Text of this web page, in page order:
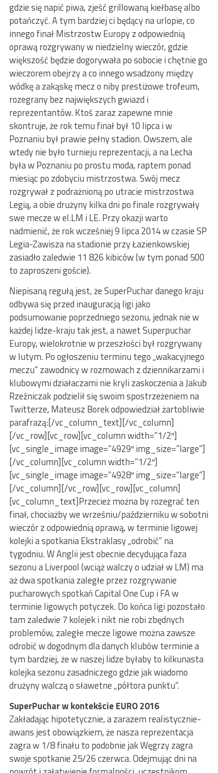
gdzie się napić piwa, zjeść grillowaną kiełbasę albo
potańczyć. A tym bardziej ci będący na urlopie, co
innego finał Mistrzostw Europy z odpowiednią
oprawą rozgrywany w niedzielny wieczór, gdzie
większość będzie dogorywała po sobocie i chętnie go
wieczorem obejrzy a co innego wsadzony między
wódkę a zakąskę mecz o niby prestiżowe trofeum,
rozegrany bez największych gwiazd i
reprezentantów. Ktoś zaraz zapewne mnie
skontruje, że rok temu finał był 10 lipca i w
Poznaniu był prawie pełny stadion. Owszem, ale
wtedy nie było turnieju reprezentacji, a na Lecha
była w Poznaniu po prostu moda, raptem ponad
miesiąc po zdobyciu mistrzostwa. Swój mecz
rozgrywał z podrażnioną po utracie mistrzostwa
Legią, a obie drużyny kilka dni po finale rozgrywały
swe mecze w el.LM i LE. Przy okazji warto
nadmienić, że rok wcześniej 9 lipca 2014 w czasie SP
Legia-Zawisza na stadionie przy Łazienkowskiej
zasiadło zaledwie 11 826 kibiców (w tym ponad 500
to zaproszeni goście).
Niepisaną regułą jest, że SuperPuchar danego kraju
odbywa się przed inauguracją ligi jako
podsumowanie poprzedniego sezonu, jednak nie w
każdej lidze-kraju tak jest, a nawet Superpuchar
Europy, wielokrotnie w przeszłości był rozgrywany
w lutym. Po ogłoszeniu terminu tego „wakacyjnego
meczu” zawodnicy w rozmowach z dziennikarzami i
klubowymi działaczami nie kryli zaskoczenia a Jakub
Rzeźniczak podzielił się swoim spostrzeżeniem na
Twitterze, Mateusz Borek odpowiedział żartobliwie
parafrazą:[/vc_column_text][/vc_column]
[/vc_row][vc_row][vc_column width=”1/2″]
[vc_single_image image=”4929″ img_size=”large”]
[/vc_column][vc_column width=”1/2″]
[vc_single_image image=”4928″ img_size=”large”]
[/vc_column][/vc_row][vc_row][vc_column]
[vc_column_text]Przecież można by rozegrać ten
finał, chociażby we wrześniu/październiku w sobotni
wieczór z odpowiednią oprawą, w terminie ligowej
kolejki a spotkania Ekstraklasy „odrobić” na
tygodniu. W Anglii jest obecnie decydująca faza
sezonu a Liverpool (wciąż walczy o udział w LM) ma
aż dwa spotkania zaległe przez rozgrywanie
pucharowych spotkań Capital One Cup i FA w
terminie ligowych potyczek. Do końca ligi pozostało
tam zaledwie 7 kolejek i nikt nie robi zbędnych
problemów, zaległe mecze ligowe można zawsze
odrobić w dogodnym dla danych klubów terminie a
tym bardziej, że w naszej lidze byłaby to kilkunasta
kolejka sezonu zasadniczego gdzie jak wiadomo
drużyny walczą o sławetne „półtora punktu”.
SuperPuchar w kontekście EURO 2016
Zakładając hipotetycznie, a zarazem realistycznie-
awans jest obowiązkiem, że nasza reprezentacja
zagra w 1/8 finału to podobnie jak Węgrzy zagra
swoje spotkanie 25/26 czerwca. Odejmując dni na